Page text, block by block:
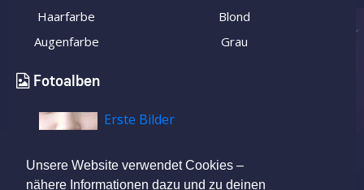
Unsere Website verwendet Cookies –
nähere Informationen dazu und zu deinen
Haarfarbe
Blond
Augenfarbe
Grau
Fotoalben
Erste Bilder